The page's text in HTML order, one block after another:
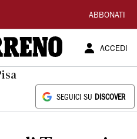
ABBONATI
ACCEDI
SEGUICI SU DISCOVER